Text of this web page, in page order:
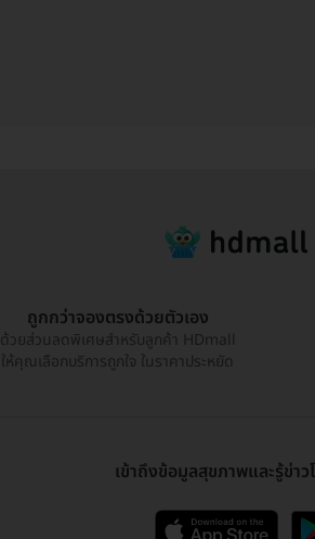
ถูกกว่าจองตรงด้วยตัวเอง
ด้วยส่วนลดพิเศษสำหรับลูกค้า HDmall
ให้คุณเลือกบริการถูกใจ ในราคาประหยัด
เข้าถึงข้อมูลสุขภาพและรู้ข่า